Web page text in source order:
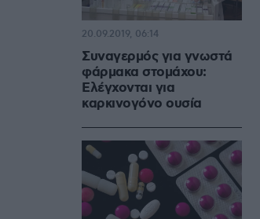
Συναγερμός για γνωστά
φάρμακα στομάχου:
Ελέγχονται για
καρκινογόνο ουσία
20.09.2019, 06:14